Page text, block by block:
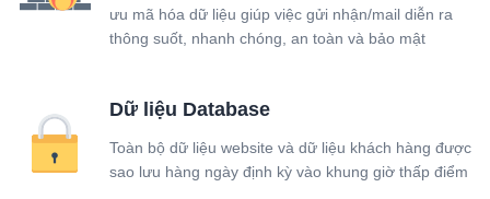
ưu mã hóa dữ liệu giúp việc gửi nhận/mail diễn ra
thông suốt, nhanh chóng, an toàn và bảo mật
Dữ liệu Database
Toàn bộ dữ liệu website và dữ liệu khách hàng được
sao lưu hàng ngày định kỳ vào khung giờ thấp điểm